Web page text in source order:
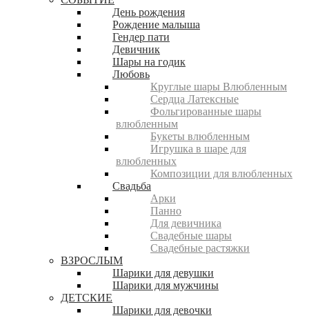
День рождения
Рождение малыша
Гендер пати
Девичник
Шары на годик
Любовь
Круглые шары Влюбленным
Сердца Латексные
Фольгированные шары
влюбленным
Букеты влюбленным
Игрушка в шаре для
влюбленных
Композиции для влюбленных
Свадьба
Арки
Панно
Для девичника
Свадебные шары
Свадебные растяжки
ВЗРОСЛЫМ
Шарики для девушки
Шарики для мужчины
ДЕТСКИЕ
Шарики для девочки